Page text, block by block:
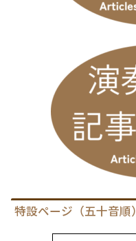
特設ページ（五十音順）